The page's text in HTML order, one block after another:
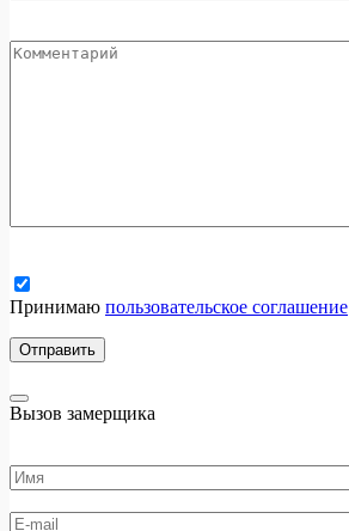
Принимаю пользовательское соглашение
Вызов замерщика